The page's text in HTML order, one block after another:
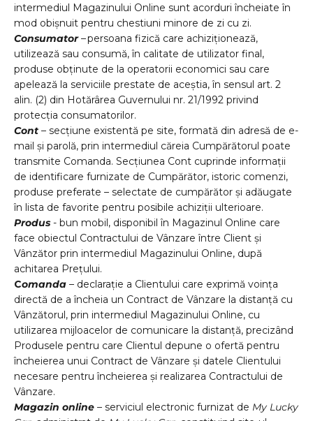
intermediul Magazinului Online sunt acorduri încheiate în
mod obișnuit pentru chestiuni minore de zi cu zi.
Consumator –persoana fizică care achiziționează,
utilizează sau consumă,în calitate de utilizator final,
produse obținute de la operatorii economici sau care
apelează la serviciile prestate de aceștia,în sensul art. 2
alin. (2) din Hotărârea Guvernului nr. 21/1992 privind
protecția consumatorilor.
Cont – secțiune existentă pe site, formată din adresă de e-
mail și parolă, prin intermediul căreia Cumpărătorul poate
transmite Comanda. Secțiunea Cont cuprinde informații
de identificare furnizate de Cumpărător, istoric comenzi,
produse preferate – selectate de cumpărător și adăugate
în lista de favorite pentru posibile achiziții ulterioare.
Produs - bun mobil, disponibil în Magazinul Online care
face obiectul Contractului de Vânzare între Client și
Vânzător prin intermediul Magazinului Online, după
achitarea Prețului.
Comanda – declarație a Clientului care exprimă voința
directă de a încheia un Contract de Vânzare la distanță cu
Vânzătorul, prin intermediul Magazinului Online, cu
utilizarea mijloacelor de comunicare la distanță, precizând
Produsele pentru care Clientul depune o ofertă pentru
încheierea unui Contract de Vânzare și datele Clientului
necesare pentru încheierea și realizarea Contractului de
Vânzare.
Magazin online – serviciul electronic furnizat de My Lucky